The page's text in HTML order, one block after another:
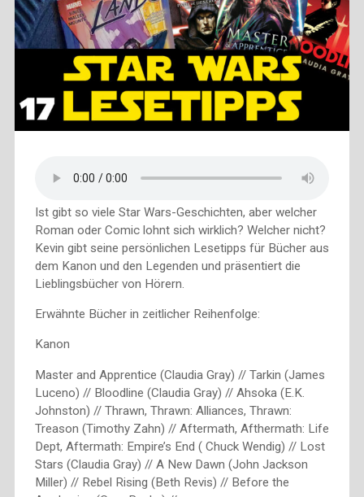
Ist gibt so viele Star Wars-Geschichten, aber welcher
Roman oder Comic lohnt sich wirklich? Welcher nicht?
Kevin gibt seine persönlichen Lesetipps für Bücher aus
dem Kanon und den Legenden und präsentiert die
Lieblingsbücher von Hörern.
Erwähnte Bücher in zeitlicher Reihenfolge:
Kanon
Master and Apprentice (Claudia Gray) // Tarkin (James
Luceno) // Bloodline (Claudia Gray) // Ahsoka (E.K.
Johnston) // Thrawn, Thrawn: Alliances, Thrawn:
Treason (Timothy Zahn) // Aftermath, Afthermath: Life
Dept, Aftermath: Empire’s End ( Chuck Wendig) // Lost
Stars (Claudia Gray) // A New Dawn (John Jackson
Miller) // Rebel Rising (Beth Revis) // Before the